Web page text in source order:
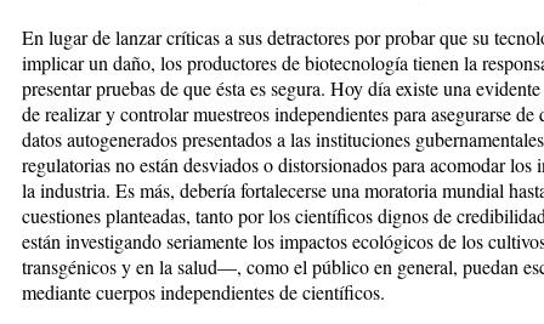
En lugar de lan­zar críticas a sus de­­tractores por probar que su
implicar un daño, los pro­­duc­tores de biotecnología tienen la
presentar pruebas de que ésta es segura. Hoy día existe una
de realizar y controlar muestreos independientes para asegurarse de
datos autogene­rados presentados a las instituciones gubernamentales
regulatorias no están desviados o distor­sio­nados para aco­mo­dar los
la industria. Es más, debería forta­le­cer­se una moratoria mundial
cuestio­nes planteadas, tanto por los científicos dignos de
están investigando seria­men­te los impactos ecológicos de los
transgénicos y en la salud—, como el público en ge­neral, puedan
mediante cuer­pos indepen­dien­tes de científicos.